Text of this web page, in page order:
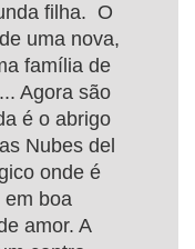
filha. O
uma nova,
família de
Agora são
é o abrigo
Nubes del
onde é
em boa
amor. A